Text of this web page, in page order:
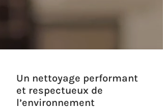
Un nettoyage performant
et respectueux de
l’environnement